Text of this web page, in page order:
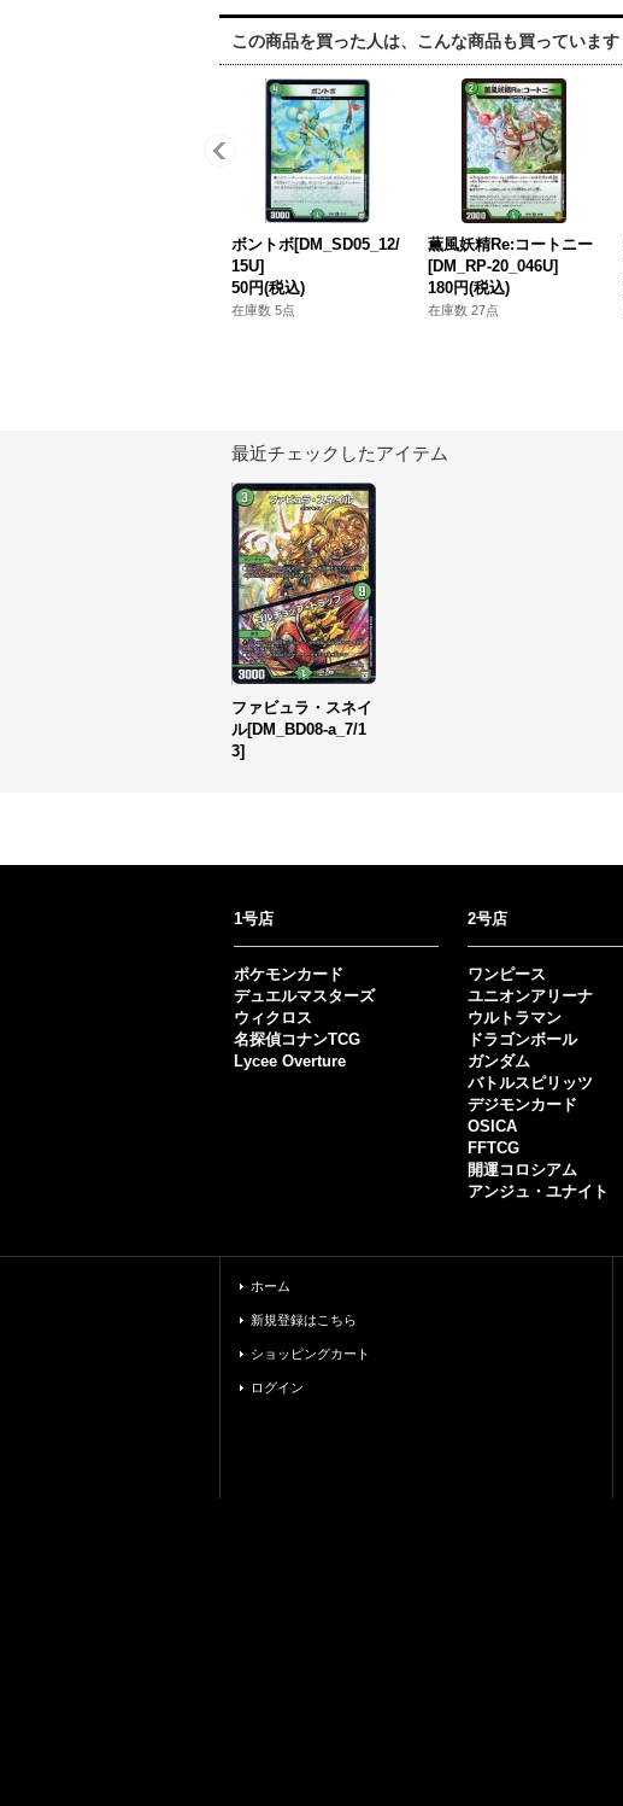
この商品を買った人は、こんな商品も買っています
ボントボ[DM_SD05_12/
15U]
50円(税込)
在庫数 5点
薫風妖精Re:コートニー
[DM_RP-20_046U]
180円(税込)
在庫数 27点
最近チェックしたアイテム
ファビュラ・スネイ
ル[DM_BD08-a_7/1
3]
1号店
ポケモンカード
デュエルマスターズ
ウィクロス
名探偵コナンTCG
Lycee Overture
2号店
ワンピース
ユニオンアリーナ
ウルトラマン
ドラゴンボール
ガンダム
バトルスピリッツ
デジモンカード
OSICA
FFTCG
開運コロシアム
アンジュ・ユナイト
ホーム
新規登録はこちら
ショッピングカート
ログイン